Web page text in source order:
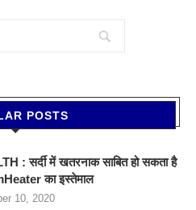
POSTS
: सर्दी में खतरनाक साबित हो सकता है
का इस्तेमाल
10, 2020